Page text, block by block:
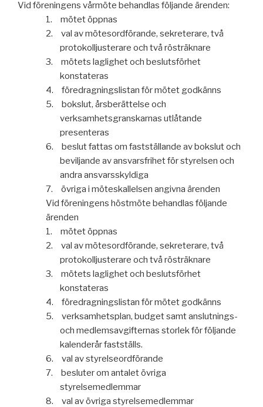
Vid föreningens vårmöte behandlas följande ärenden:
1.
mötet öppnas
2.
val av mötesordförande, sekreterare, två
protokolljusterare och två rösträknare
3.
mötets laglighet och beslutsförhet
konstateras
4.
föredragningslistan för mötet godkänns
5.
bokslut, årsberättelse och
verksamhetsgranskarnas utlåtande
presenteras
6.
beslut fattas om fastställande av bokslut och
beviljande av ansvarsfrihet för styrelsen och
andra ansvarsskyldiga
7.
övriga i möteskallelsen angivna ärenden
Vid föreningens höstmöte behandlas följande
ärenden
1.
mötet öppnas
2.
val av mötesordförande, sekreterare, två
protokolljusterare och två rösträknare
3.
mötets laglighet och beslutsförhet
konstateras
4.
föredragningslistan för mötet godkänns
5.
verksamhetsplan, budget samt anslutnings-
och medlemsavgifternas storlek för följande
kalenderår fastställs.
6.
val av styrelseordförande
7.
besluter om antalet övriga
styrelsemedlemmar
8.
val av övriga styrelsemedlemmar